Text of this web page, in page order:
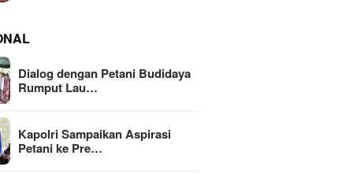
Dialog dengan Petani Budidaya
Rumput Lau…
Kapolri Sampaikan Aspirasi
Petani ke Pre…